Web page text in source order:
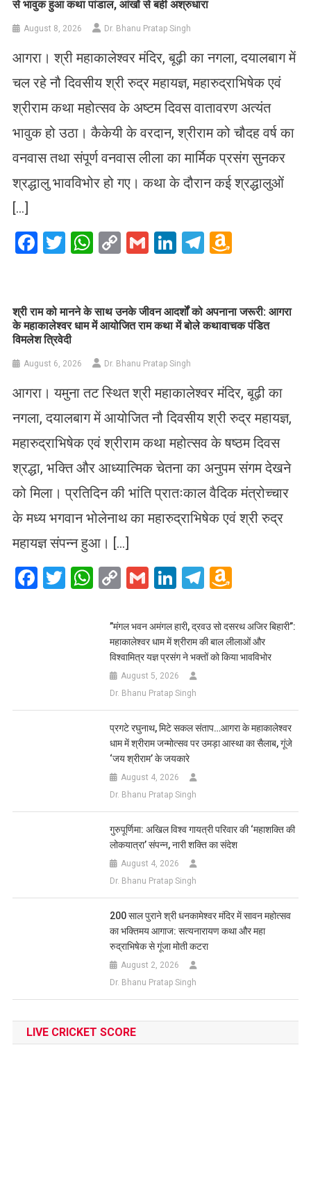
से भावुक हुआ कथा पांडाल, आंखों से बही अश्रुधारा
August 8, 2026 Dr. Bhanu Pratap Singh
आगरा। श्री महाकालेश्वर मंदिर, बूढ़ी का नगला, दयालबाग में
चल रहे नौ दिवसीय श्री रुद्र महायज्ञ, महारुद्राभिषेक एवं
श्रीराम कथा महोत्सव के अष्टम दिवस वातावरण अत्यंत
भावुक हो उठा। कैकेयी के वरदान, श्रीराम को चौदह वर्ष का
वनवास तथा संपूर्ण वनवास लीला का मार्मिक प्रसंग सुनकर
श्रद्धालु भावविभोर हो गए। कथा के दौरान कई श्रद्धालुओं
[…]
Facebook
Twitter
WhatsApp
CopyGmailLinkedIn
Telegram
​श्री राम को मानने के साथ उनके जीवन आदर्शों को अपनाना जरूरी: आगरा
के महाकालेश्वर धाम में आयोजित राम कथा में बोले कथावाचक पंडित
विमलेश त्रिवेदी
August 6, 2026 Dr. Bhanu Pratap Singh
आगरा। यमुना तट स्थित श्री महाकालेश्वर मंदिर, बूढ़ी का
नगला, दयालबाग में आयोजित नौ दिवसीय श्री रुद्र महायज्ञ,
महारुद्राभिषेक एवं श्रीराम कथा महोत्सव के षष्ठम दिवस
श्रद्धा, भक्ति और आध्यात्मिक चेतना का अनुपम संगम देखने
को मिला। प्रतिदिन की भांति प्रातःकाल वैदिक मंत्रोच्चार
के मध्य भगवान भोलेनाथ का महारुद्राभिषेक एवं श्री रुद्र
महायज्ञ संपन्न हुआ। […]
Facebook
Twitter
WhatsApp
CopyGmailLinkedIn
Telegram
List
​”मंगल भवन अमंगल हारी, द्रवउ सो दसरथ अजिर बिहारी”:
महाकालेश्वर धाम में श्रीराम की बाल लीलाओं और
विश्वामित्र यज्ञ प्रसंग ने भक्तों को किया भावविभोर
August 5, 2026
Dr. Bhanu Pratap Singh
प्रगटे रघुनाथ, मिटे सकल संताप…आगरा के महाकालेश्वर
धाम में श्रीराम जन्मोत्सव पर उमड़ा आस्था का सैलाब, गूंजे
‘जय श्रीराम’ के जयकारे
August 4, 2026
Dr. Bhanu Pratap Singh
गुरुपूर्णिमा: अखिल विश्व गायत्री परिवार की ‘महाशक्ति की
लोकयात्रा’ संपन्न, नारी शक्ति का संदेश
August 4, 2026
Dr. Bhanu Pratap Singh
200 साल पुराने श्री धनकामेश्वर मंदिर में सावन महोत्सव
का भक्तिमय आगाज: सत्यनारायण कथा और महा
रुद्राभिषेक से गूंजा मोती कटरा
August 2, 2026
Dr. Bhanu Pratap Singh
LIVE CRICKET SCORE